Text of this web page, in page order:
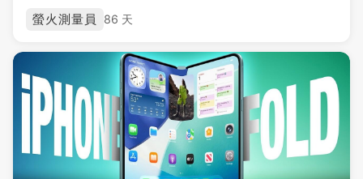
螢火測量員 86 天